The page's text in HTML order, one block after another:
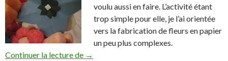
voulu aussi en faire. L’activité étant
trop simple pour elle, je l’ai orientée
vers la fabrication de fleurs en papier
un peu plus complexes.
Continuer la lecture de Fleurs playmaïs et fleurs papier
→